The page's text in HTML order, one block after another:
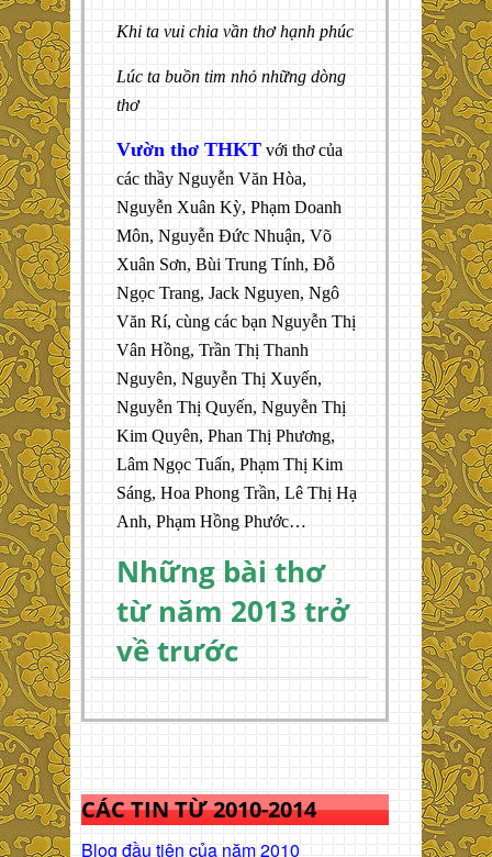
Khi ta vui chia vần thơ hạnh phúc
Lúc ta buồn tim nhỏ những dòng
thơ
Vườn thơ THKT với thơ của
các thầy Nguyễn Văn Hòa,
Nguyễn Xuân Kỳ, Phạm Doanh
Môn, Nguyễn Đức Nhuận, Võ
Xuân Sơn, Bùi Trung Tính, Đỗ
Ngọc Trang, Jack Nguyen, Ngô
Văn Rí, cùng các bạn Nguyễn Thị
Vân Hồng, Trần Thị Thanh
Nguyên, Nguyễn Thị Xuyến,
Nguyễn Thị Quyến, Nguyễn Thị
Kim Quyên, Phan Thị Phương,
Lâm Ngọc Tuấn, Phạm Thị Kim
Sáng, Hoa Phong Trần, Lê Thị Hạ
Anh, Phạm Hồng Phước…
Những bài thơ
từ năm 2013 trở
về trước
CÁC TIN TỪ 2010-2014
Blog đầu tiên của năm 2010